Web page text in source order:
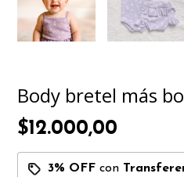
Body bretel más
$12.000,00
3% OFF con